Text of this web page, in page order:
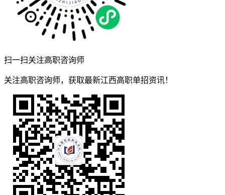
扫一扫关注高职咨询师
关注高职咨询师，获取最新江西高职单招资讯！